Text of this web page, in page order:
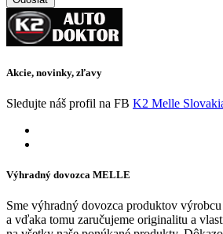
Akcie, novinky, zľavy
Sledujte náš profil na FB K2 Melle
Výhradný dovozca MELLE
Sme výhradný dovozca produktov
a vďaka tomu zaručujeme originalitu a